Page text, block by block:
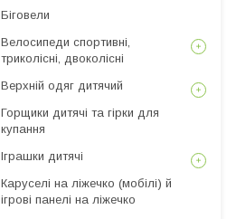
Біговели
Велосипеди спортивні,
триколісні, двоколісні
Верхній одяг дитячий
Горщики дитячі та гірки для
купання
Іграшки дитячі
Каруселі на ліжечко (мобілі) й
ігрові панелі на ліжечко